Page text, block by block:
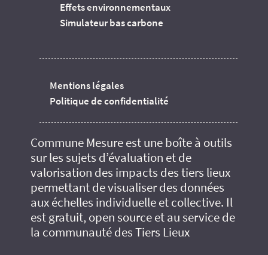
Effets environnementaux
Simulateur bas carbone
Mentions légales
Politique de confidentialité
Commune Mesure est une boîte à outils
sur les sujets d’évaluation et de
valorisation des impacts des tiers lieux
permettant de visualiser des données
aux échelles individuelle et collective. Il
est gratuit, open source et au service de
la communauté des Tiers Lieux